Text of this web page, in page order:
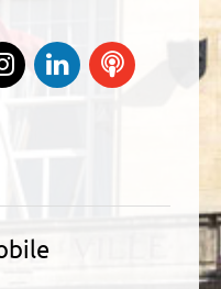
Facebook
sur Twitter
nous sur YouTube
Suivez-nous sur
Instagram
Retrouvez-
nous sur
Ecoutez